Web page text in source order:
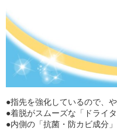
●指先を強化しているので、
●着脱がスムーズな「ドライ
●内側の「抗菌・防カビ成分